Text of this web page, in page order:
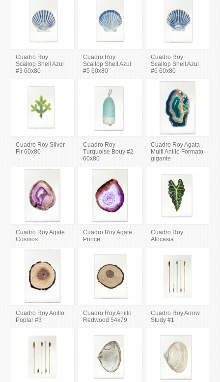
Cuadro Roy
Scallop Shell Azul
#3 60x80
Cuadro Roy
Scallop Shell Azul
#5 60x80
Cuadro Roy
Scallop Shell Azul
#6 60x80
Cuadro Roy Silver
Fir 60x80
Cuadro Roy
Turquoise Bouy #2
60x80
Cuadro Roy Agata
Multi Anillo Formato
gigante
Cuadro Roy Agate
Cosmos
Cuadro Roy Agate
Prince
Cuadro Roy
Alocasia
Cuadro Roy Anillo
Poplar #3
Cuadro Roy Anillo
Redwood 54x79
Cuadro Roy Arrow
Study #1